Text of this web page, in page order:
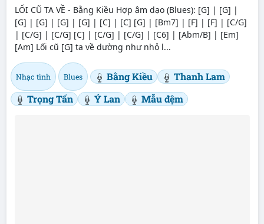
LỐI CŨ TA VỀ - Bằng Kiều Hợp âm dạo (Blues): [G] | [G] |
[G] | [G] | [G] | [G] | [C] | [C] [G] | [Bm7] | [F] | [F] | [C/G]
| [C/G] | [C/G] [C] | [C/G] | [C/G] | [C6] | [Abm/B] | [Em]
[Am] Lối cũ [G] ta về dường như nhỏ l...
Nhạc tình Blues Bằng Kiều
Thanh Lam
Trọng Tấn
Ý Lan Mẫu đệm